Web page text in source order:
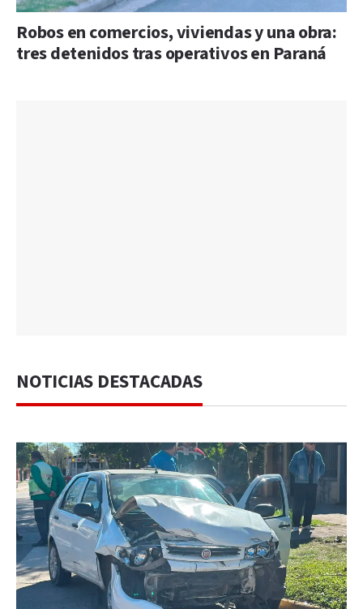
Robos en comercios, viviendas y una obra:
tres detenidos tras operativos en Paraná
NOTICIAS DESTACADAS